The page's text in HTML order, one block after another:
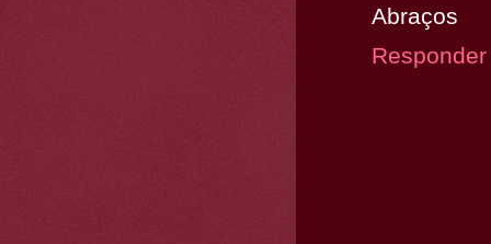
Abraços
Responder